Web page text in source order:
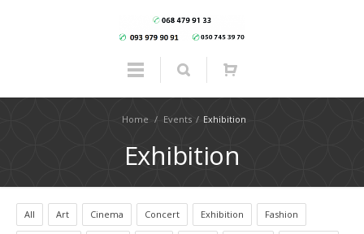
Home / Events / Exhibition
Exhibition
All Art Cinema Concert Exhibition Fashion